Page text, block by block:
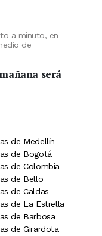
a minuto, en
de
será
de Medellín
de Bogotá
de Colombia
de Bello
de Caldas
de La Estrella
de Barbosa
de Girardota